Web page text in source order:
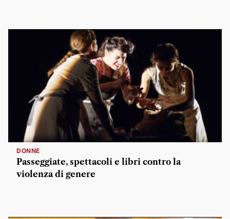
DONNE
Passeggiate, spettacoli e libri contro la
violenza di genere